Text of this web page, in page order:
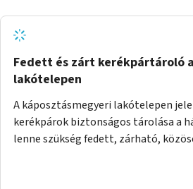
Fedett és zárt kerékpártároló
lakótelepen
A káposztásmegyeri lakótelepen
kerékpárok biztonságos tárolása a
lenne szükség fedett, zárható,